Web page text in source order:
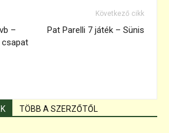
–
csapat
Következő cikk
Pat Parelli 7 játék – Sünis
TÖBB A SZERZŐTŐL